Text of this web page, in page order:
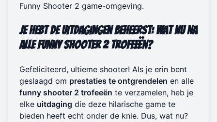
Funny Shooter 2 game-omgeving.
Je Hebt de Uitdagingen Beheerst: Wat Nu Na
Alle Funny Shooter 2 Trofeeën?
Gefeliciteerd, ultieme shooter! Als je erin bent
geslaagd om prestaties te ontgrendelen en alle
funny shooter 2 trofeeën te verzamelen, heb je
elke uitdaging die deze hilarische game te
bieden heeft echt onder de knie. Dus, wat nu?